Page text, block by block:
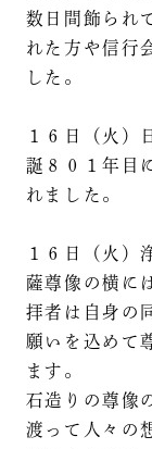
数日間飾られ
れた方や信行
した。
１６日（火）
誕８０１年目
れました。
１６日（火）
薩尊像の横に
拝者は自身の
願いを込めて
ます。
石造りの尊像
渡って人々の